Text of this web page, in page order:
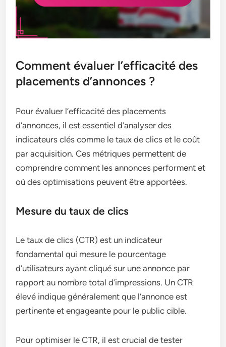
Comment évaluer l’efficacité des
placements d’annonces ?
Pour évaluer l’efficacité des placements
d’annonces, il est essentiel d’analyser des
indicateurs clés comme le taux de clics et le coût
par acquisition. Ces métriques permettent de
comprendre comment les annonces performent et
où des optimisations peuvent être apportées.
Mesure du taux de clics
Le taux de clics (CTR) est un indicateur
fondamental qui mesure le pourcentage
d’utilisateurs ayant cliqué sur une annonce par
rapport au nombre total d’impressions. Un CTR
élevé indique généralement que l’annonce est
pertinente et engageante pour le public cible.
Pour optimiser le CTR, il est crucial de tester